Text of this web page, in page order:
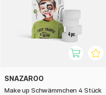
SNAZAROO
Make up Schwämmchen 4 Stück